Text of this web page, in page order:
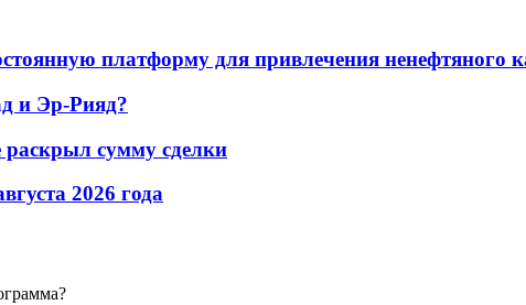
платформу для привлечения ненефтяного
и Эр-Рияд?
раскрыл сумму сделки
2026 года